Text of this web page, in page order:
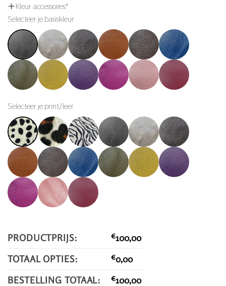
Kleur accessoires*
Selecteer je basiskleur
Selecteer je print/leer
PRODUCTPRIJS: €100,00
TOTAAL OPTIES:
€0,00
BESTELLING TOTAAL:
€100,00